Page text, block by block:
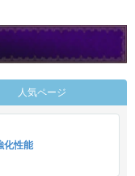
人気ページ
化性能